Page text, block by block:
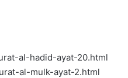
al-hadid-ayat-20.html
al-mulk-ayat-2.html